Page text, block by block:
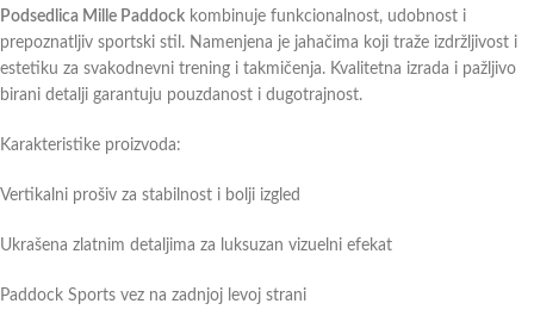
Podsedlica Mille Paddock kombinuje funkcionalnost, udobnost i
prepoznatljiv sportski stil. Namenjena je jahačima koji traže izdržljivost i
estetiku za svakodnevni trening i takmičenja. Kvalitetna izrada i pažljivo
birani detalji garantuju pouzdanost i dugotrajnost.
Karakteristike proizvoda:
Vertikalni prošiv za stabilnost i bolji izgled
Ukrašena zlatnim detaljima za luksuzan vizuelni efekat
Paddock Sports vez na zadnjoj levoj strani